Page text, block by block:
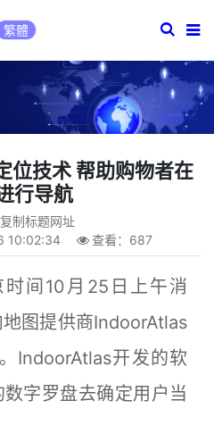
繁體
位技术 帮助购物者在
行导航
制标题网址
10:02:34 查看： 687
间10月25日上午消
图提供商IndoorAtlas
IndoorAtlas开发的软
字罗盘去确定用户当